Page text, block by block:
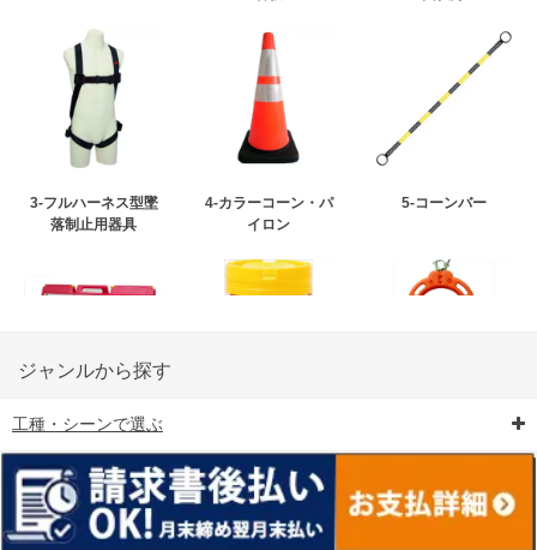
3-フルハーネス型墜
落制止用器具
4-カラーコーン・パ
イロン
5-コーンバー
6-矢印板/LED矢印板
ンス
ジャンルから探す
工種・シーンで選ぶ